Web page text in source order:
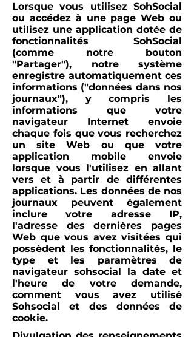
Lorsque vous utilisez SohSocial
ou accédez à une page Web ou
utilisez une application dotée de
fonctionnalités SohSocial
(comme notre bouton
"Partager"), notre système
enregistre automatiquement ces
informations ("données dans nos
journaux"), y compris les
informations que votre
navigateur Internet envoie
chaque fois que vous recherchez
un site Web ou que votre
application mobile envoie
lorsque vous l'utilisez en allant
vers et à partir de différentes
applications. Les données de nos
journaux peuvent également
inclure votre adresse IP,
l'adresse des dernières pages
Web que vous avez visitées qui
possèdent les fonctionnalités, le
type et les paramètres de
navigateur sohsocial la date et
l'heure de votre demande,
comment vous avez utilisé
Sohsocial et des données de
cookie.